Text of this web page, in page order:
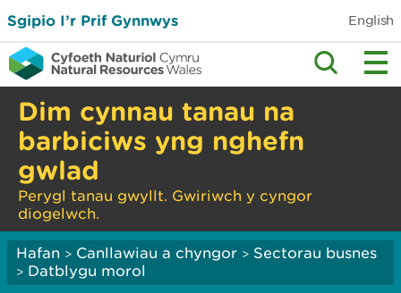
Sgipio I’r Prif Gynnwys English
Dim cynnau tanau na
barbiciws yng nghefn
gwlad
Perygl tanau gwyllt. Gwiriwch y cyngor
diogelwch.
Hafan > Canllawiau a chyngor > Sectorau busnes
> Datblygu morol